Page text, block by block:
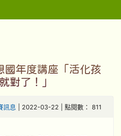
⏸
年度講座「活化孩
對了！」
訊息 | 2022-03-22 | 點閱數： 811